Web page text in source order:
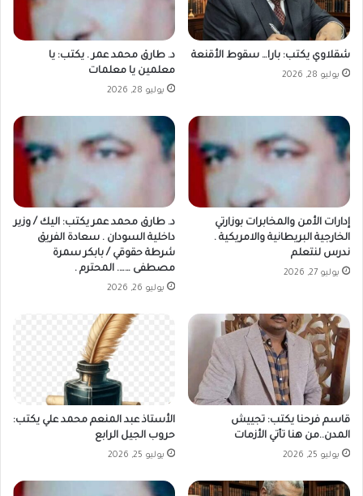
شقلاوي يكتب: بارا… سقوط الأقنعة
يوليو 28, 2026
د. طارق محمد عمر . يكتب: يا
معلمين يا معلمات
يوليو 28, 2026
إدارات الأمن والمخابرات بوزارتي
الخارجية البريطانية والامريكية .
ندرس لنتعلم
يوليو 27, 2026
د. طارق محمد عمر يكتب: اليك / وزير
داخلية السودان . سعادة الفريق
شرطة حقوقي / بابكر سمرة
مصطفى ……. المحترم .
يوليو 26, 2026
قاسم فرحنا يكتب: تجييش
المدن..من هنا تأتي الأزمات
يوليو 25, 2026
الأستاذ عبد المنعم محمد علي يكتب:
حروب الجيل الرابع
يوليو 25, 2026